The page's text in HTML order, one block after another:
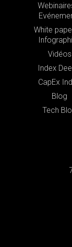
White
Vidéos
Index
CapEx
Blog
Tech